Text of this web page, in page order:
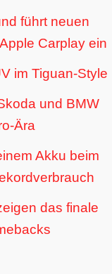
führt neuen
Carplay ein
im Tiguan-Style
und BMW
Ära
Akku beim
das finale